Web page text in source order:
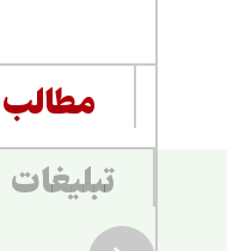
تبلیغات